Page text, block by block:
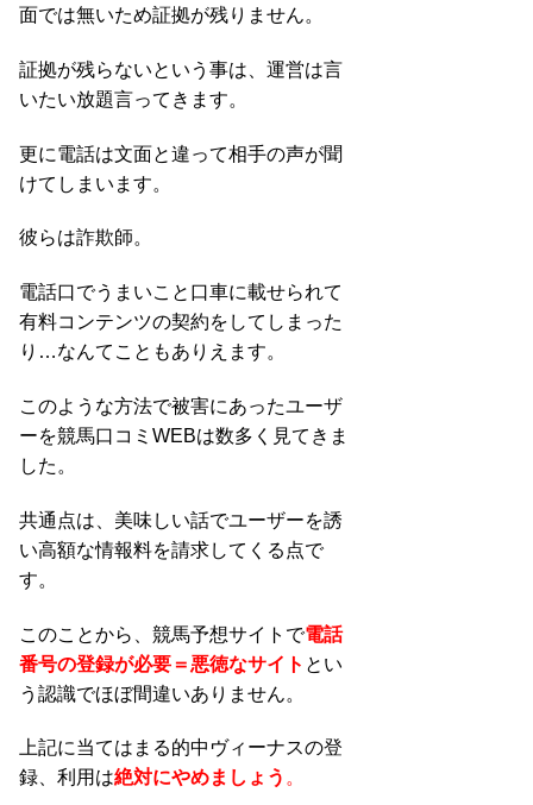
面では無いため証拠が残りません。
証拠が残らないという事は、運営は言
いたい放題言ってきます。
更に電話は文面と違って相手の声が聞
けてしまいます。
彼らは詐欺師。
電話口でうまいこと口車に載せられて
有料コンテンツの契約をしてしまった
り…なんてこともありえます。
このような方法で被害にあったユーザ
ーを競馬口コミWEBは数多く見てきま
した。
共通点は、美味しい話でユーザーを誘
い高額な情報料を請求してくる点で
す。
このことから、競馬予想サイトで電話
番号の登録が必要＝悪徳なサイト とい
う認識でほぼ間違いありません。
上記に当てはまる的中ヴィーナスの登
録、利用は絶対にやめましょう 。